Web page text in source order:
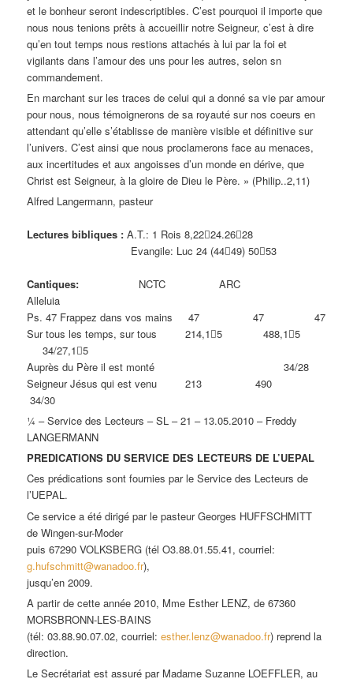
et le bonheur seront indescriptibles. C’est pourquoi il importe que
nous nous tenions prêts à accueillir notre Seigneur, c’est à dire
qu’en tout temps nous restions attachés à lui par la foi et
vigilants dans l’amour des uns pour les autres, selon sn
commandement.
En marchant sur les traces de celui qui a donné sa vie par amour
pour nous, nous témoignerons de sa royauté sur nos coeurs en
attendant qu’elle s’établisse de manière visible et définitive sur
l’univers. C’est ainsi que nous proclamerons face au menaces,
aux incertitudes et aux angoisses d’un monde en dérive, que
Christ est Seigneur, à la gloire de Dieu le Père. » (Philip..2,11)
Alfred Langermann, pasteur
Lectures bibliques : A.T.: 1 Rois 8,22﷓24.26﷓28
Evangile: Luc 24 (44﷓49) 50﷓53
Cantiques:
NCTC ARC
Alleluia
Ps. 47 Frappez dans vos mains 47 47 47
Sur tous les temps, sur tous 214,1﷓5 488,1﷓5
34/27,1﷓5
Auprès du Père il est monté 34/28
Seigneur Jésus qui est venu 213 490
34/30
¼ – Service des Lecteurs – SL – 21 – 13.05.2010 – Freddy
LANGERMANN
PREDICATIONS DU SERVICE DES LECTEURS DE L’UEPAL
Ces prédications sont fournies par le Service des Lecteurs de
l’UEPAL.
Ce service a été dirigé par le pasteur Georges HUFFSCHMITT
de Wingen-sur-Moder
puis 67290 VOLKSBERG (tél O3.88.01.55.41, courriel:
g.hufschmitt@wanadoo.fr),
jusqu’en 2009.
A partir de cette année 2010, Mme Esther LENZ, de 67360
MORSBRONN-LES-BAINS
(tél: 03.88.90.07.02, courriel:esther.lenz@wanadoo.fr) reprend la
direction.
Le Secrétariat est assuré par Madame Suzanne LOEFFLER, au